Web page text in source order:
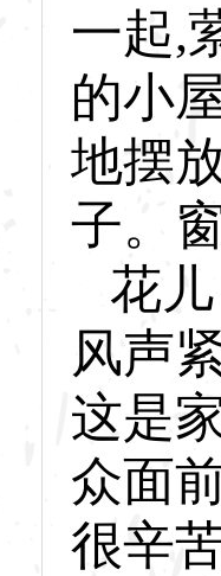
一起,
的小
地摆
子。
花
风声
这是
众面
很辛